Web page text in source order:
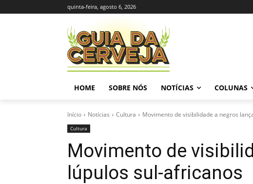
quinta-feira, agosto 6, 2026
HOME SOBRE NÓS NOTÍCIAS COLUNAS
Início Notícias Cultura Movimento de visibilidade a negros
Cultura
Movimento de
lúpulos sul-africanos